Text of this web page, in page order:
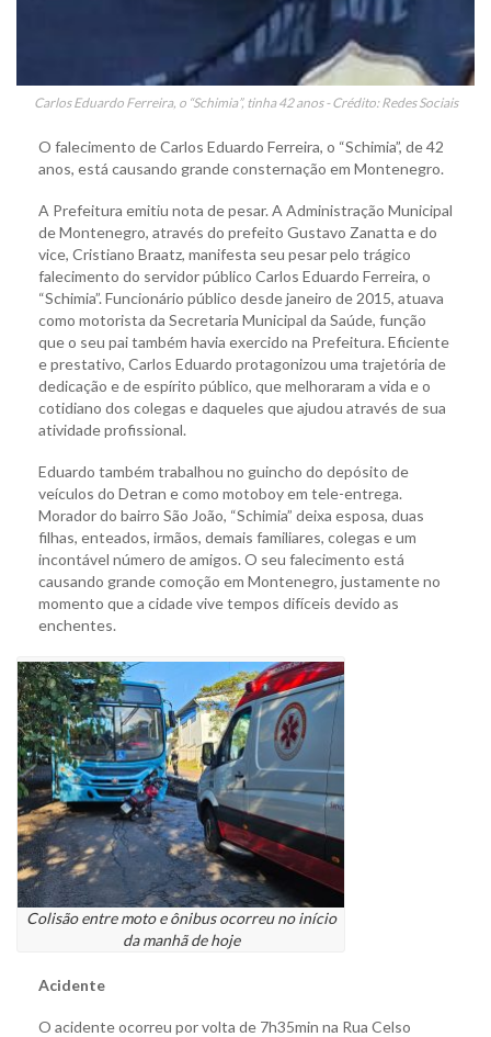
Carlos Eduardo Ferreira, o “Schimia”, tinha 42 anos - Crédito: Redes Sociais
O falecimento de Carlos Eduardo Ferreira, o “Schimia”, de 42
anos, está causando grande consternação em Montenegro.
A Prefeitura emitiu nota de pesar. A Administração Municipal
de Montenegro, através do prefeito Gustavo Zanatta e do
vice, Cristiano Braatz, manifesta seu pesar pelo trágico
falecimento do servidor público Carlos Eduardo Ferreira, o
“Schimia”. Funcionário público desde janeiro de 2015, atuava
como motorista da Secretaria Municipal da Saúde, função
que o seu pai também havia exercido na Prefeitura. Eficiente
e prestativo, Carlos Eduardo protagonizou uma trajetória de
dedicação e de espírito público, que melhoraram a vida e o
cotidiano dos colegas e daqueles que ajudou através de sua
atividade profissional.
Eduardo também trabalhou no guincho do depósito de
veículos do Detran e como motoboy em tele-entrega.
Morador do bairro São João, “Schimia” deixa esposa, duas
filhas, enteados, irmãos, demais familiares, colegas e um
incontável número de amigos. O seu falecimento está
causando grande comoção em Montenegro, justamente no
momento que a cidade vive tempos difíceis devido as
enchentes.
Colisão entre moto e ônibus ocorreu no início
da manhã de hoje
Acidente
O acidente ocorreu por volta de 7h35min na Rua Celso